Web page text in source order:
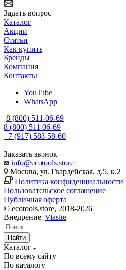
Задать вопрос
Каталог
Акции
Статьи
Как купить
Бренды
Компания
Контакты
YouTube
WhatsApp
8 (800) 511-06-69
8 (800) 511-06-69
+7 (917) 588-58-60
Заказать звонок
info@ecotools.store
Москва, ул. Гвардейская, д.5, к.2
Политика конфиденциальности
Пользовательское соглашение
Публичная оферта
© ecotools.store, 2018-2026
Внедрение: Viasite
Найти
Каталог
По всему сайту
По каталогу